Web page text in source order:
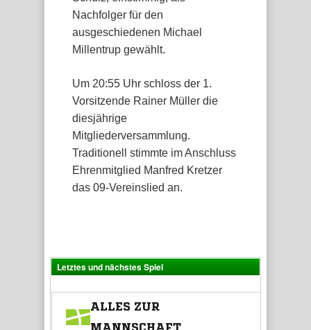
Nachfolger für den
ausgeschiedenen Michael
Millentrup gewählt.
Um 20:55 Uhr schloss der 1.
Vorsitzende Rainer Müller die
diesjährige
Mitgliederversammlung.
Traditionell stimmte im Anschluss
Ehrenmitglied Manfred Kretzer
das 09-Vereinslied an.
Letztes und nächstes Spiel